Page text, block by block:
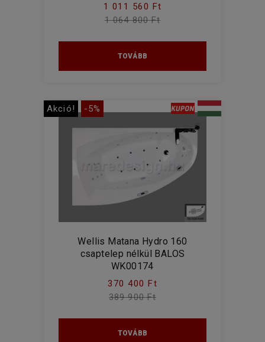
1 011 560 Ft
1 064 800 Ft
TOVÁBB
Akció! -5%
Wellis Matana Hydro 160
csaptelep nélkül BALOS
WK00174
370 400 Ft
389 900 Ft
TOVÁBB